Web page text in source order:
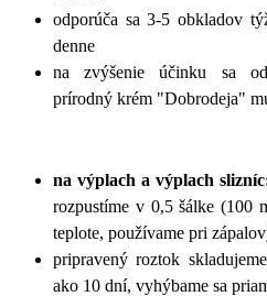
odporúča sa 3-5 obkladov
denne
na zvýšenie účinku sa
prírodný krém "Dobrodeja"
na výplach a výplach
rozpustíme v 0,5 šálke (100
teplote, používame pri
pripravený roztok
ako 10 dní, vyhýbame sa